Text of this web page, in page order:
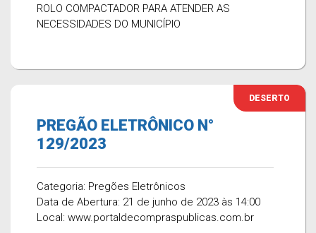
ROLO COMPACTADOR PARA ATENDER AS
NECESSIDADES DO MUNICÍPIO
DESERTO
PREGÃO ELETRÔNICO N°
129/2023
Categoria: Pregões Eletrônicos
Data de Abertura: 21 de junho de 2023 às 14:00
Local: www.portaldecompraspublicas.com.br